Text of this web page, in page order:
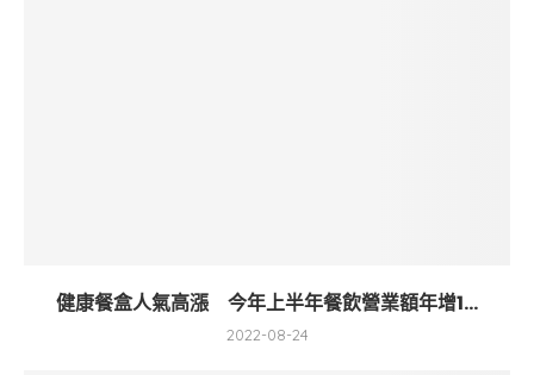
健康餐盒人氣高漲 今年上半年餐飲營業額年增1...
2022-08-24